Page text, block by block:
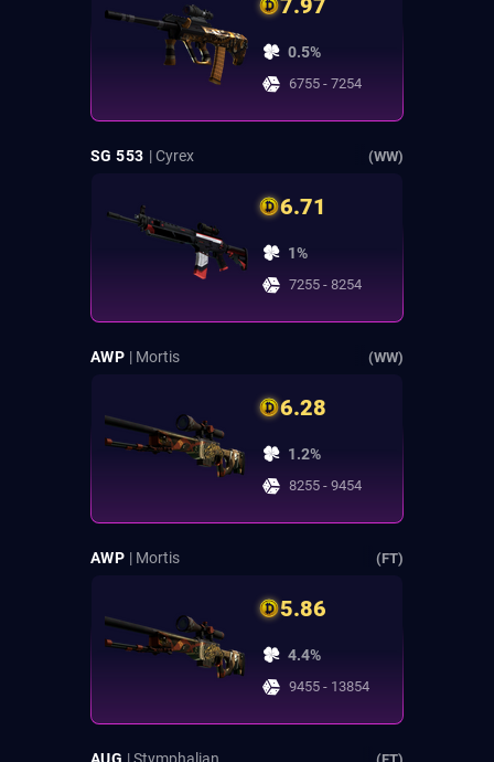
7.97
0.5%
6755 - 7254
SG 553 | Cyrex (WW)
6.71
1%
7255 - 8254
AWP | Mortis (WW)
6.28
1.2%
8255 - 9454
AWP | Mortis (FT)
5.86
4.4%
9455 - 13854